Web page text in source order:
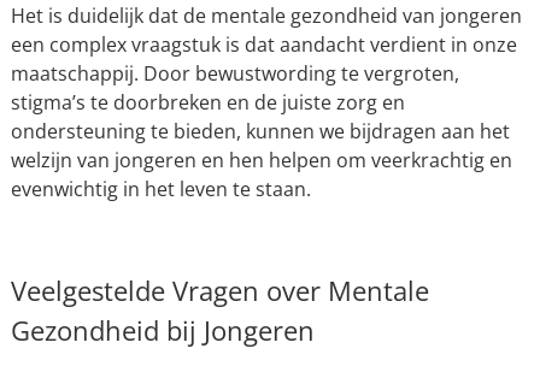
Het is duidelijk dat de mentale gezondheid van jongeren
een complex vraagstuk is dat aandacht verdient in onze
maatschappij. Door bewustwording te vergroten,
stigma’s te doorbreken en de juiste zorg en
ondersteuning te bieden, kunnen we bijdragen aan het
welzijn van jongeren en hen helpen om veerkrachtig en
evenwichtig in het leven te staan.
Veelgestelde Vragen over Mentale
Gezondheid bij Jongeren